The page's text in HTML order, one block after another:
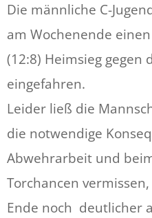
Die männliche C-
am Wochenende
(12:8) Heimsieg gegen
eingefahren.
Leider ließ die
die notwendige
Abwehrarbeit und
Torchancen
Ende noch deutlicher